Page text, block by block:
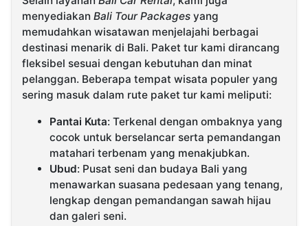
menyediakan Bali Tour Packages yang
memudahkan wisatawan menjelajahi berbagai
destinasi menarik di Bali. Paket tur kami dirancang
fleksibel sesuai dengan kebutuhan dan minat
pelanggan. Beberapa tempat wisata populer yang
sering masuk dalam rute paket tur kami meliputi:
Pantai Kuta: Terkenal dengan ombaknya yang
cocok untuk berselancar serta pemandangan
matahari terbenam yang menakjubkan.
Ubud: Pusat seni dan budaya Bali yang
menawarkan suasana pedesaan yang tenang,
lengkap dengan pemandangan sawah hijau
dan galeri seni.